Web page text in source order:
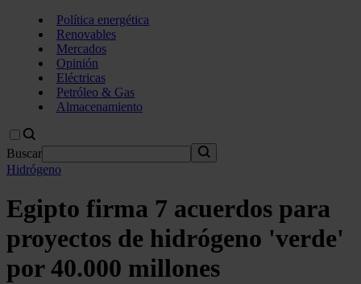
Política energética
Renovables
Mercados
Opinión
Eléctricas
Petróleo & Gas
Almacenamiento
Buscar
Hidrógeno
Egipto firma 7 acuerdos para
proyectos de hidrógeno 'verde'
por 40.000 millones